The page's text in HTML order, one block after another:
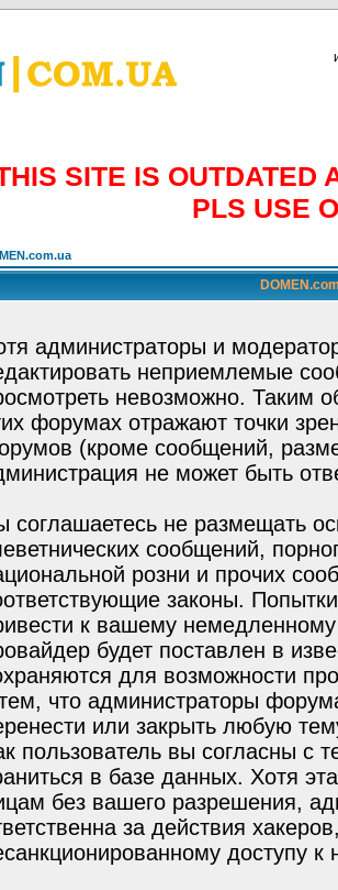
SITE IS OUTDATED
PLS USE
администраторы и
неприемлемые
невозможно. Таким
форумах отражают точки
(кроме сообщений,
не может быть
соглашаетесь не размещать
сообщений,
розни и прочих
законы.
к вашему
будет поставлен в
для возможности
что администраторы
или закрыть любую
пользователь вы согласны с
в базе данных. Хотя
без вашего разрешения,
за действия
доступу к